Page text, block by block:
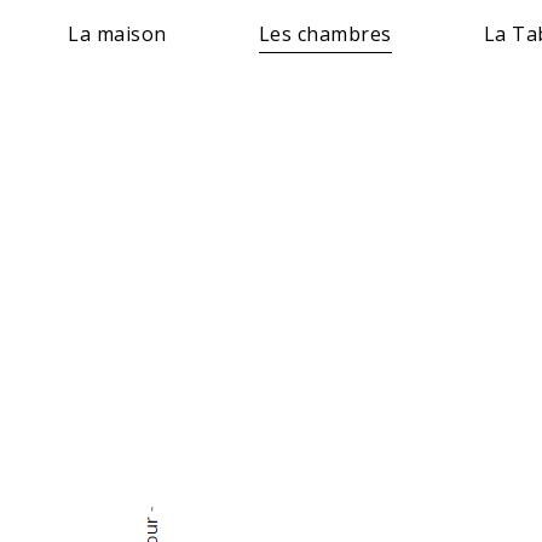
La maison Les chambres La